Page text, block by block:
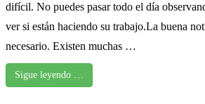
difícil. No puedes pasar todo el día
ver si están haciendo su trabajo.La buena
necesario. Existen muchas …
Sigue leyendo …